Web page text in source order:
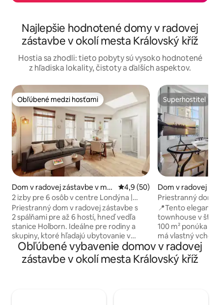
Najlepšie hodnotené domy v radovej
zástavbe v okolí mesta Královský kříž
Hostia sa zhodli: tieto pobyty sú vysoko hodnotené
z hľadiska lokality, čistoty a ďalších aspektov.
Obľúbené medzi hosťami
Obľúbené medzi hosťami
Dom v radovej zástavbe v me
ste Greater London
Priemerné ohodnotenie 4,9
4,9 (50)
2 izby pre 6 osôb v centre Londýna |
1 minúta od stanice Holborn
Priestranný dom v radovej zástavbe s
2 spálňami pre až 6 hostí, hneď vedľa
stanice Holborn. Ideálne pre rodiny a
skupiny, ktoré hľadajú ubytovanie v
centre Londýna v pešej vzdialenosti od
štvrtí Covent Garden, Soho a West End. •
Pohodlné ubytovanie pre 6 osôb
Superhostiteľ
Superhostiteľ
Dom v radovej
este Greater
Priestranný dom
spálňami v
Klimatizácia
📍Tento
townhouse v
100 m² ponúka
má vlastný vchod
vzorom rybacej
luxusnou
spotrebičmi
Obľúbené vybavenie domov v radovej
zástavbe v okolí mesta Královský kříž